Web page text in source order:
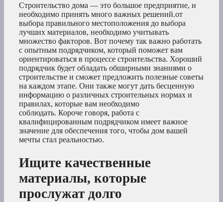
Строительство дома — это большое предприятие, и
необходимо принять много важных решений.от
выбора правильного местоположения до выбора
лучших материалов, необходимо учитывать
множество факторов. Вот почему так важно работать
с опытным подрядчиком, который поможет вам
ориентироваться в процессе строительства. Хороший
подрядчик будет обладать обширными знаниями о
строительстве и сможет предложить полезные советы
на каждом этапе. Они также могут дать бесценную
информацию о различных строительных нормах и
правилах, которые вам необходимо
соблюдать. Короче говоря, работа с
квалифицированным подрядчиком имеет важное
значение для обеспечения того, чтобы дом вашей
мечты стал реальностью.
Ищите качественные
материалы, которые
прослужат долго